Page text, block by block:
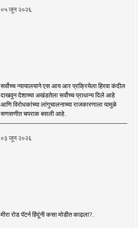
०५ जून २०२६
सर्वोच्च न्यायालयाने एस आय आर प्रक्रियेला हिरवा कंदील
दाखवून देशाच्या अखंडतेला सर्वोच्च प्राधान्य दिले आहे
आणि विरोधकांच्या लांगुचालनाच्या राजकारणाला यामुळे
सणसणीत चपराक बसली आहे..
०३ जून २०२६
मीरा रोड पॅटर्न हिंदूंनी कसा मोडीत काढला?..